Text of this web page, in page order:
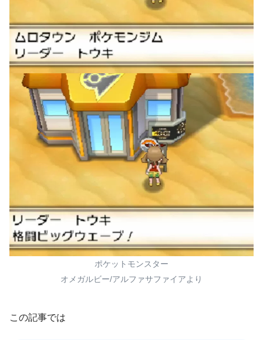
ポケットモンスター
オメガルビー/アルファサファイアより
この記事では